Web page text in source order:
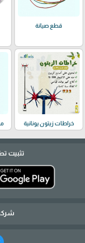
قطع صيانة
خراطات زيتون يونانية
تثبيت